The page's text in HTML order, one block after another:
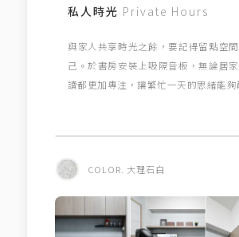
私人時光 Private Hours
與家人共享時光之餘，要記得留點空
己。於書房安裝上吸隔音板，無論居
讀都更加專注，讓繁忙一天的思緒能夠
COLOR. 大理石白